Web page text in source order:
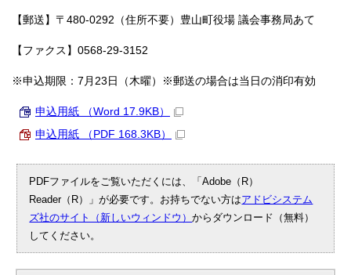
【郵送】〒480-0292（住所不要）豊山町役場 議会事務局あて
【ファクス】0568-29-3152
※申込期限：7月23日（木曜）※郵送の場合は当日の消印有効
申込用紙 （Word 17.9KB）
申込用紙 （PDF 168.3KB）
PDFファイルをご覧いただくには、「Adobe（R）
Reader（R）」が必要です。お持ちでない方はアドビシステム
ズ社のサイト（新しいウィンドウ）からダウンロード（無料）
してください。